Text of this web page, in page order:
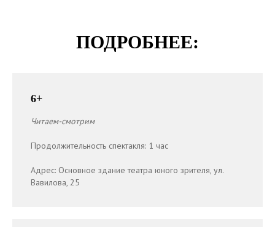
ПОДРОБНЕЕ:
6+
Читаем-смотрим
Продолжительность спектакля: 1 час
Адрес: Основное здание театра юного зрителя, ул.
Вавилова, 25